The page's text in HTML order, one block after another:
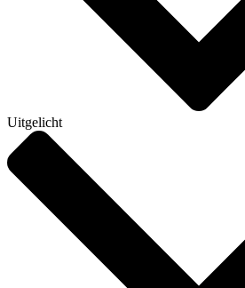
Uitgelicht